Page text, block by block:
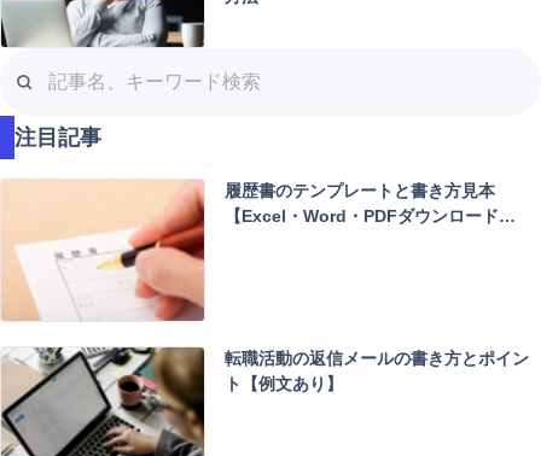
事
名
、
キ
ー
検
索
注目記事
履歴書のテンプレートと書き方見本
【Excel・Word・PDFダウンロード…
転職活動の返信メールの書き方とポイン
ト【例文あり】